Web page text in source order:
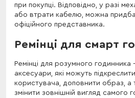
при покупці. Відповідно, у разі
або втрати кабелю, можна
офіційного представника.
Ремінці для смарт
Ремінці для розумного годинника
аксесуари, які можуть
користувача, доповнити образ, а
змінити зовнішній вигляд самого